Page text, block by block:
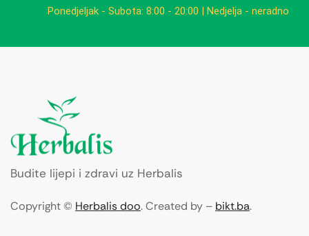
Ponedjeljak - Subota: 8:00 - 20:00 | Nedjelja - neradno
Budite lijepi i zdravi uz Herbalis
Copyright © Herbalis doo. Created by – bikt.ba.